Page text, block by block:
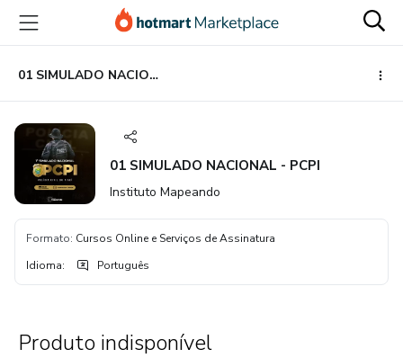
para
conteúdo
principal
para
pagamento
para
rodapé
01 SIMULADO NACIONAL - PCPI
01 SIMULADO NACIONAL - PCPI
Instituto Mapeando
Formato: Cursos Online e Serviços de Assinatura
Idioma: Português
Produto indisponível